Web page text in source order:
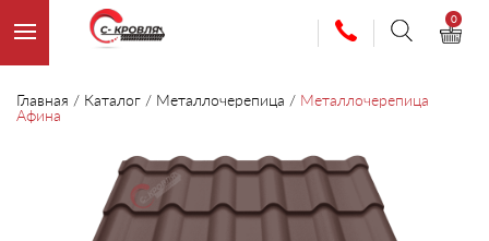
0
Главная / Каталог / Металлочерепица / Металлочерепица
Афина